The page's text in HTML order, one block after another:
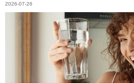
2026-07-26